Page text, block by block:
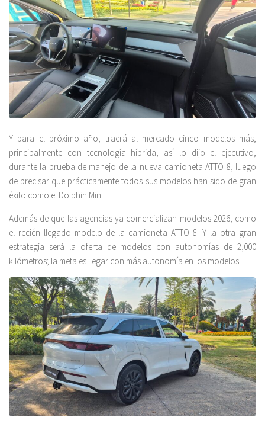
Y para el próximo año, traerá al mercado cinco modelos más,
principalmente con tecnología híbrida, así lo dijo el ejecutivo,
durante la prueba de manejo de la nueva camioneta ATTO 8, luego
de precisar que prácticamente todos sus modelos han sido de gran
éxito como el Dolphin Mini.
Además de que las agencias ya comercializan modelos 2026, como
el recién llegado modelo de la camioneta ATTO 8. Y la otra gran
estrategia será la oferta de modelos con autonomías de 2,000
kilómetros; la meta es llegar con más autonomía en los modelos.